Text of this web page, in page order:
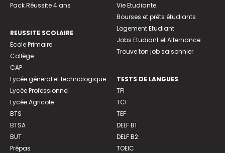
Pack Réussite 4 ans
REUSSITE SCOLAIRE
Ecole Primaire
Collège
CAP
Lycée général et technologique
Lycée Professionnel
Lycée Agricole
BTS
BTSA
BUT
Prépas
Vie Etudiante
Bourses et prêts étudiants
Logement Etudiant
Jobs Etudiant et Alternance
Trouve ton job saisonnier
TESTS DE LANGUES
TFI
TCF
TEF
DELF B1
DELF B2
TOEIC